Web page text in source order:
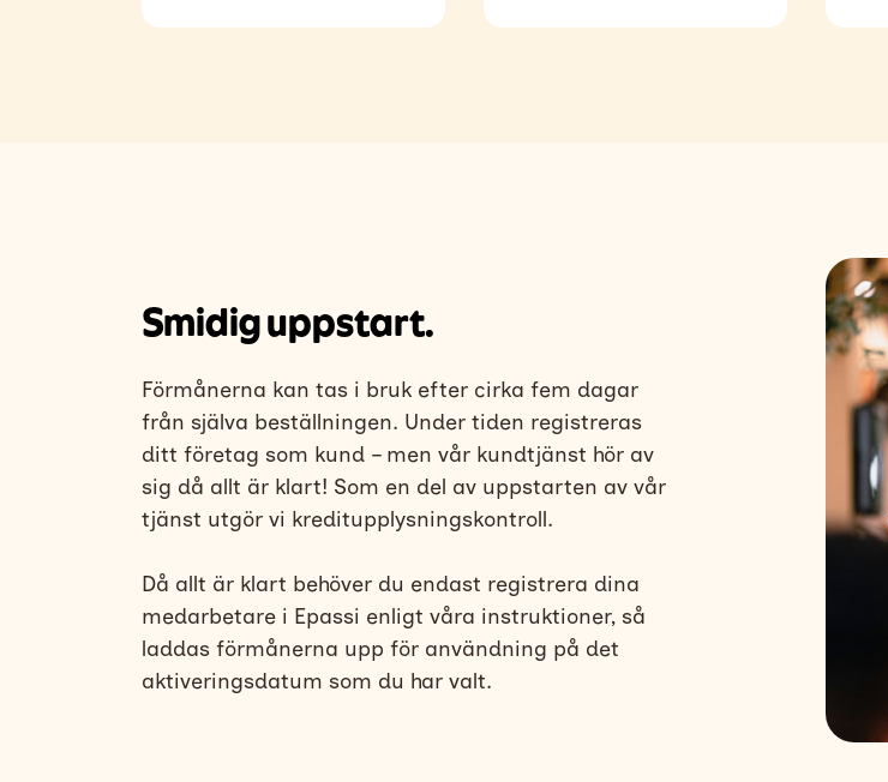
Smidig uppstart.
Förmånerna kan tas i bruk efter cirka fem dagar
från själva beställningen. Under tiden registreras
ditt företag som kund – men vår kundtjänst hör av
sig då allt är klart! Som en del av uppstarten av vår
tjänst utgör vi kreditupplysningskontroll.
Då allt är klart behöver du endast registrera dina
medarbetare i Epassi enligt våra instruktioner, så
laddas förmånerna upp för användning på det
aktiveringsdatum som du har valt.